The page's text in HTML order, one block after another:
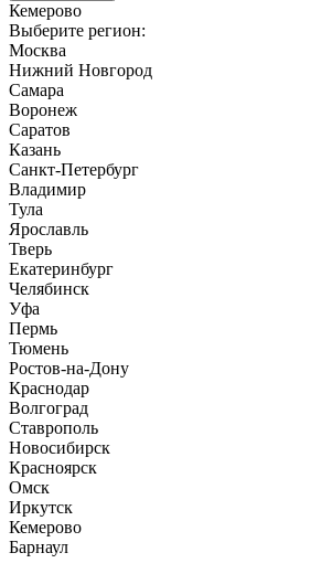
Кемерово
Выберите регион:
Москва
Нижний Новгород
Самара
Воронеж
Саратов
Казань
Санкт-Петербург
Владимир
Тула
Ярославль
Тверь
Екатеринбург
Челябинск
Уфа
Пермь
Тюмень
Ростов-на-Дону
Краснодар
Волгоград
Ставрополь
Новосибирск
Красноярск
Омск
Иркутск
Кемерово
Барнаул